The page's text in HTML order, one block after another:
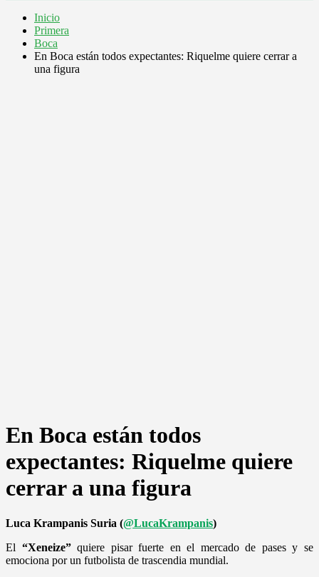
Inicio
Primera
Boca
En Boca están todos expectantes: Riquelme quiere cerrar a
una figura
En Boca están todos
expectantes: Riquelme quiere
cerrar a una figura
Luca Krampanis Suria (@LucaKrampanis)
El “Xeneize”quiere pisar fuerte en el mercado de pases y se
emociona por un futbolista de trascendia mundial.